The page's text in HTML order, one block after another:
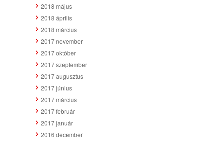
2018 május
2018 április
2018 március
2017 november
2017 október
2017 szeptember
2017 augusztus
2017 június
2017 március
2017 február
2017 január
2016 december